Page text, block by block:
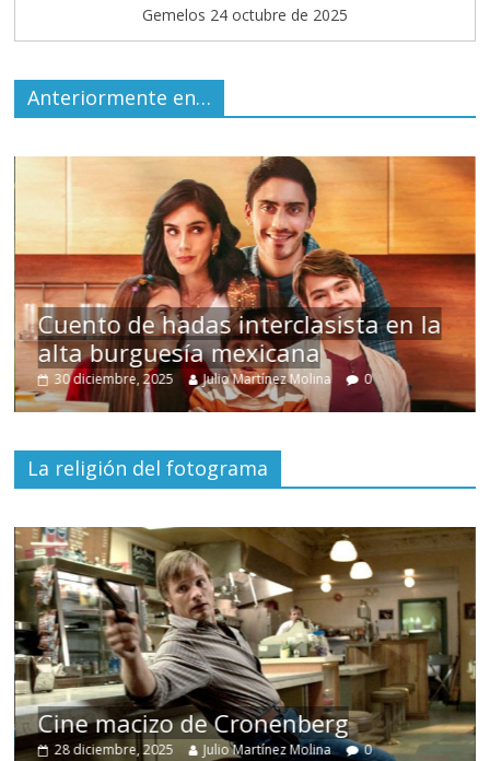
Gemelos 24 octubre de 2025
Anteriormente en…
Cuento de hadas interclasista en la
alta burguesía mexicana
30 diciembre, 2025 Julio Martínez Molina 0
La religión del fotograma
Cine macizo de Cronenberg
28 diciembre, 2025 Julio Martínez Molina 0